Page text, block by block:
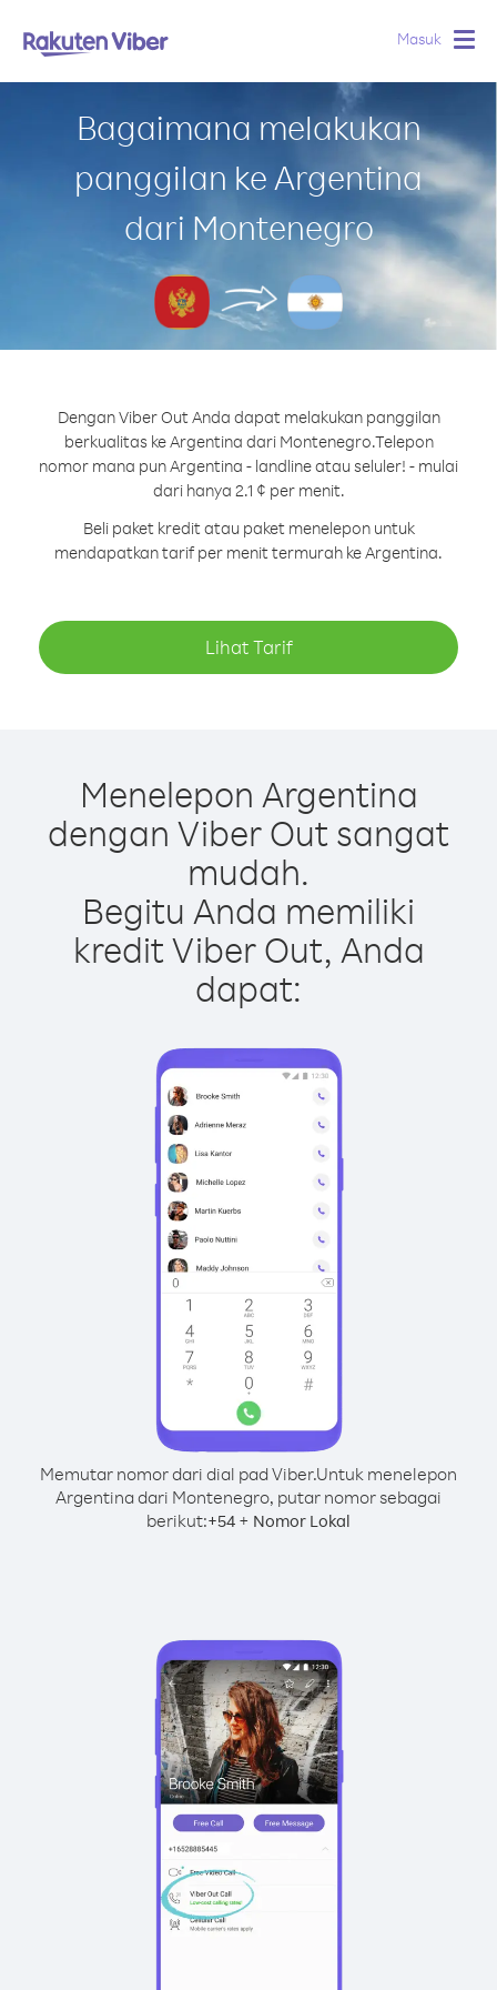
Masuk
Bagaimana melakukan
panggilan ke Argentina
dari Montenegro
Dengan Viber Out Anda dapat melakukan panggilan
berkualitas ke Argentina dari Montenegro.Telepon
nomor mana pun Argentina - landline atau seluler! - mulai
dari hanya 2.1 ¢ per menit.
Beli paket kredit atau paket menelepon untuk
mendapatkan tarif per menit termurah ke Argentina.
Lihat Tarif
Menelepon Argentina
dengan Viber Out sangat
mudah.
Begitu Anda memiliki
kredit Viber Out, Anda
dapat:
Memutar nomor dari dial pad Viber.Untuk menelepon
Argentina dari Montenegro, putar nomor sebagai
berikut:+54 + Nomor Lokal